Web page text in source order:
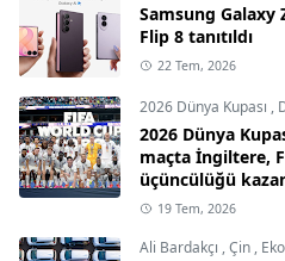
Samsung Galaxy
Flip 8 tanıtıldı
22 Tem, 2026
2026 Dünya Kupası ,
2026 Dünya
maçta İngiltere,
üçüncülüğü
19 Tem, 2026
Ali Bardakçı ,Çin ,